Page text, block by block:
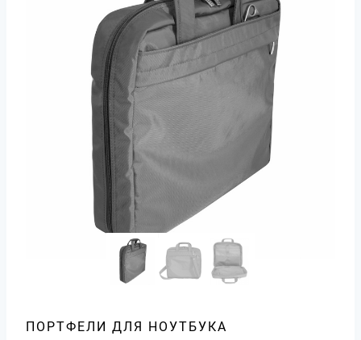
ПОРТФЕЛИ ДЛЯ НОУТБУКА